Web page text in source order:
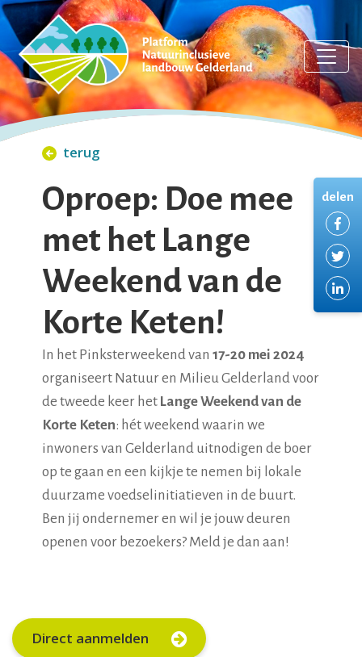
terug
Oproep: Doe mee
met het Lange
Weekend van de
Korte Keten!
In het Pinksterweekend van17-20 mei 2024
organiseert Natuur en Milieu Gelderland voor
de tweede keer het Lange Weekend van de
Korte Keten: hét weekend waarin we
inwoners van Gelderland uitnodigen de boer
op te gaan en een kijkje te nemen bij lokale
duurzame voedselinitiatieven in de buurt.
Ben jij ondernemer en wil je jouw deuren
openen voor bezoekers? Meld je dan aan!
Direct aanmelden
delen